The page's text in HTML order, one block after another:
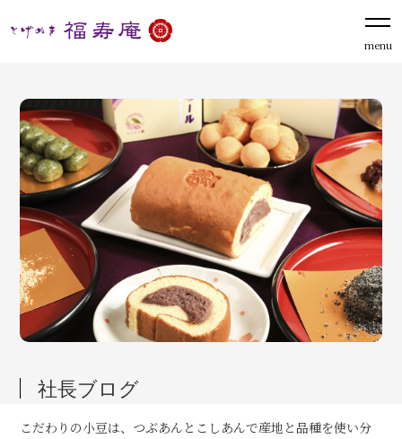
menu
社長ブログ
こだわりの小豆は、つぶあんとこしあんで産地と品種を使い分